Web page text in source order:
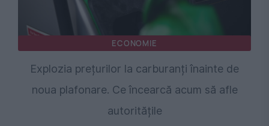
ECONOMIE
Explozia prețurilor la carburanți înainte de
noua plafonare. Ce încearcă acum să afle
autoritățile